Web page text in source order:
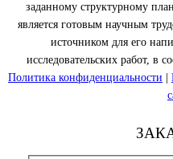
заданному структурному
является готовым научным
источником для его
исследовательских работ, в
Политика конфиденциальности